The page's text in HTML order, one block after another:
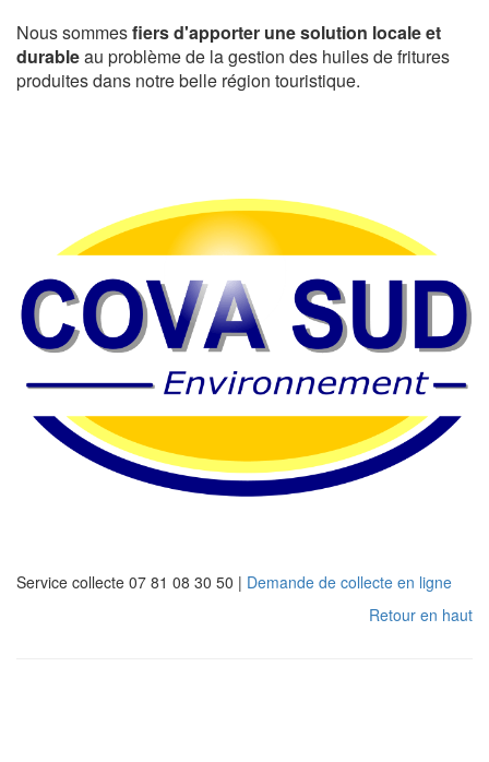
Nous sommesfiers d'apporter une solution locale et
durableau problème de la gestion des huiles de fritures
produites dans notre belle région touristique.
Service collecte 07 81 08 30 50 | Demande de collecte en ligne
Retour en haut